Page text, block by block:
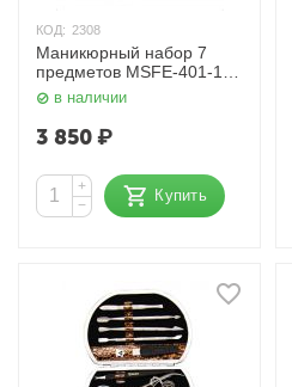
КОД: 2308
Маникюрный набор 7
предметов MSFE-401-1 G
Zinger
в наличии
3 850₽
+
−
Купить